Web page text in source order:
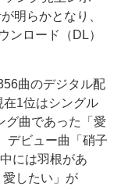
明らかとなり、
ンロード（DL）
曲のデジタル配
1位はシングル
グ曲であった「愛
デビュー曲「硝子
には羽根があ
したい」が